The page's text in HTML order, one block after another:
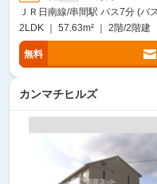
ＪＲ日南線/串間駅 バス7分 (バ
2LDK ｜ 57.63m² ｜ 2階/2階建
無料
カンマチヒルズ